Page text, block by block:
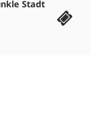
Stadt